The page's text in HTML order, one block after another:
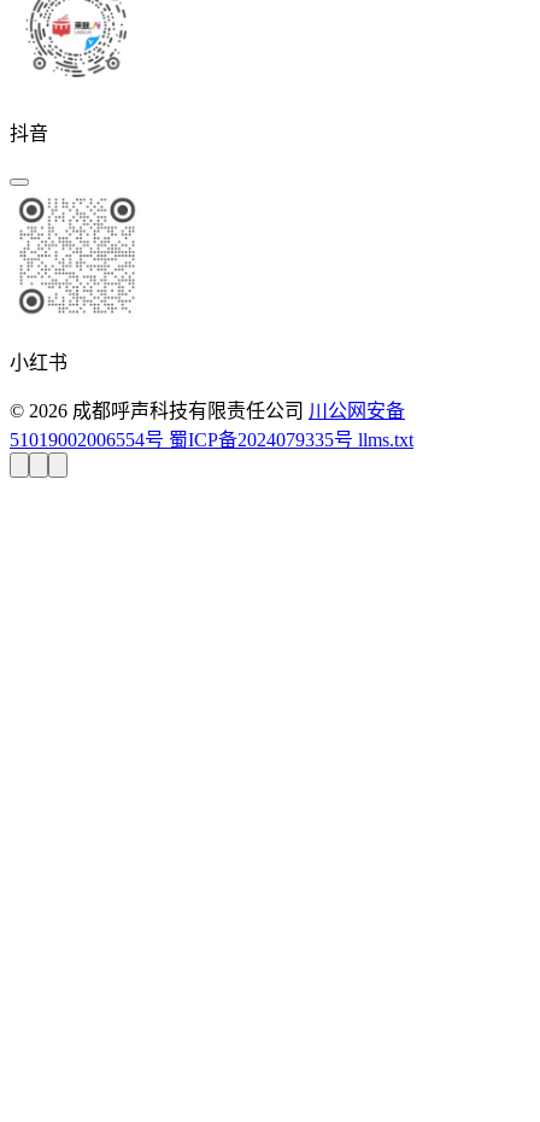
抖音
小红书
© 2026 成都呼声科技有限责任公司 川公网安备
51019002006554号 蜀ICP备2024079335号 llms.txt